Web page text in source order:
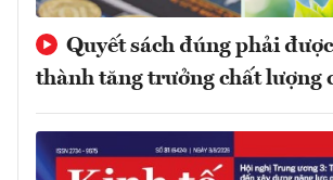
Quyết sách đúng phải
thành tăng trưởng chất lượng